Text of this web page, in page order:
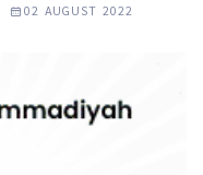
02 AUGUST 2022